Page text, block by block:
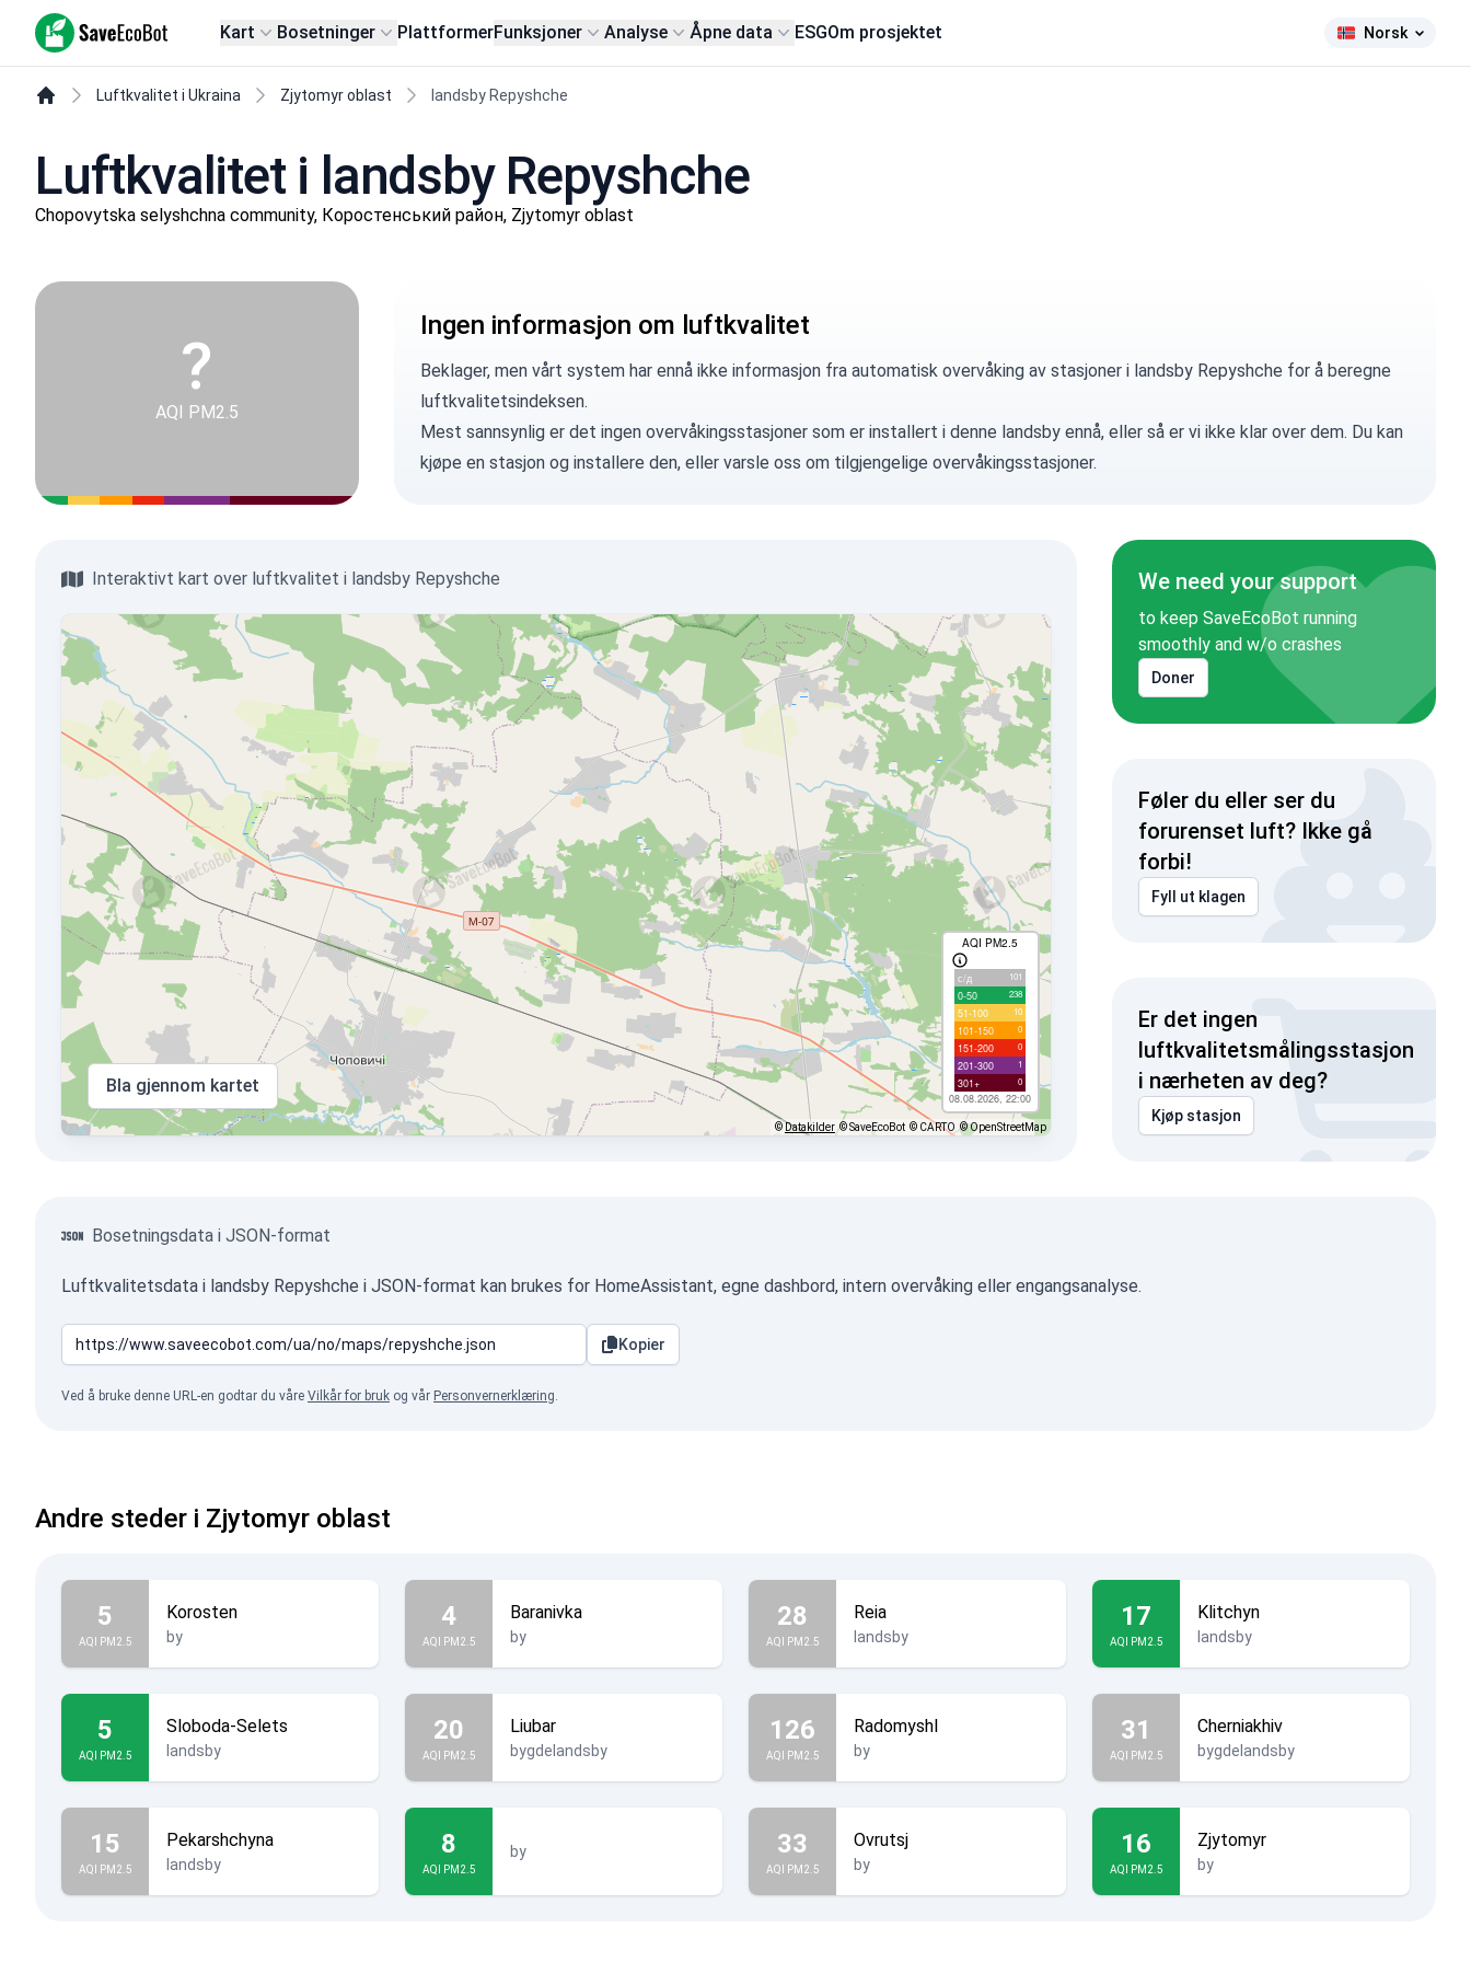
SaveEcoBot Kart Bosetninger PlattformerFunksjoner Analyse Åpne data ESGOm prosjektet Norsk
Luftkvalitet i Ukraina Zjytomyr oblast landsby Repyshche
Luftkvalitet i landsby Repyshche
Chopovytska selyshchna community, Коростенський район, Zjytomyr oblast
?
AQI PM2.5
Ingen informasjon om luftkvalitet
Beklager, men vårt system har ennå ikke informasjon fra automatisk overvåking av stasjoner i landsby Repyshche for å beregne
luftkvalitetsindeksen.
Mest sannsynlig er det ingen overvåkingsstasjoner som er installert i denne landsby ennå, eller så er vi ikke klar over dem. Du kan
kjøpe en stasjonog installere den, eller varsle oss om tilgjengelige overvåkingsstasjoner.
Interaktivt kart over luftkvalitet i landsby Repyshche
AQI PM2.5
с/д 101
0-50 238
51-100 10
101-150 0
151-200 0
201-300 1
301+ 0
08.08.2026, 22:00
Bla gjennom kartet
©Datakilder © SaveEcoBot © CARTO © OpenStreetMap
We need your support
to keep SaveEcoBot running
smoothly and w/o crashes
Doner
Føler du eller ser du
forurenset luft? Ikke gå
forbi!
Fyll ut klagen
Er det ingen
luftkvalitetsmålingsstasjon
i nærheten av deg?
Kjøp stasjon
Bosetningsdata i JSON-format
Luftkvalitetsdata i landsby Repyshche i JSON-format kan brukes for HomeAssistant, egne dashbord, intern overvåking eller engangsanalyse.
Kopier
Ved å bruke denne URL-en godtar du våre Vilkår for bruk og vår Personvernerklæring.
Andre steder i Zjytomyr oblast
5
AQI PM2.5
Korosten
by
4
AQI PM2.5
Baranivka
by
28
AQI PM2.5
Reia
landsby
17
AQI PM2.5
Klitchyn
landsby
5
AQI PM2.5
Sloboda-Selets
landsby
20
AQI PM2.5
Liubar
bygdelandsby
126
AQI PM2.5
Radomyshl
by
31
AQI PM2.5
Cherniakhiv
bygdelandsby
15
AQI PM2.5
Pekarshchyna
landsby
8
AQI PM2.5
by 33
AQI PM2.5
Ovrutsj
by
16
AQI PM2.5
Zjytomyr
by